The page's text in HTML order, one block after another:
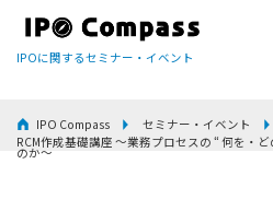
IPOに関するセミナー・イベント
IPO Compass
セミナー・イベント
RCM作成基礎講座 ～業務プロセスの “ 何を・
のか～